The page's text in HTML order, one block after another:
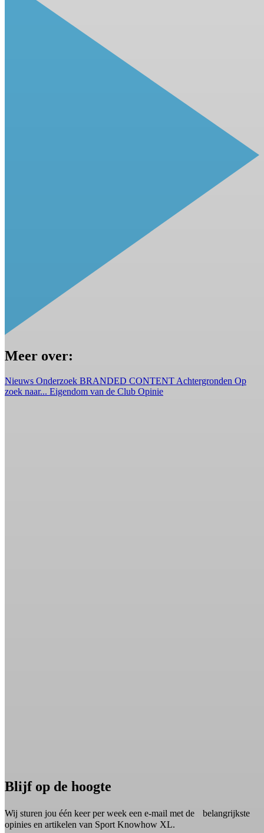
Meer over:
Nieuws Onderzoek BRANDED CONTENT Achtergronden Op
zoek naar... Eigendom van de Club Opinie
Blijf op de hoogte
Wij sturen jou één keer per week een e-mail met de belangrijkste
opinies en artikelen van Sport Knowhow XL.